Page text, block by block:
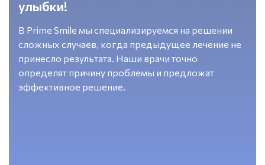
улыбки!
В Prime Smile мы специализируемся на решении
сложных случаев, когда предыдущее лечение не
принесло результата. Наши врачи точно
определят причину проблемы и предложат
эффективное решение.